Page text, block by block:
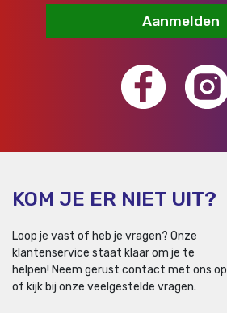
Aanmelden
KOM JE ER NIET UIT?
Loop je vast of heb je vragen? Onze
klantenservice staat klaar om je te
helpen! Neem gerust contact met ons op
of kijk bij onze veelgestelde vragen.